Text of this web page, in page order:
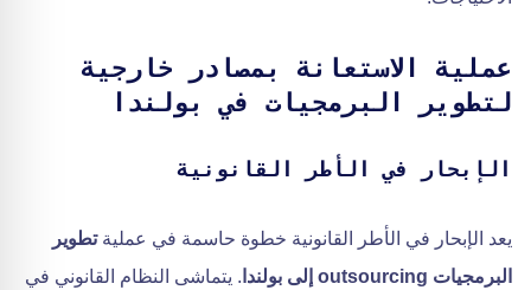
عملية الاستعانة بمصادر خارجية
لتطوير البرمجيات في بولندا
الإبحار في الأطر القانونية
يعد الإبحار في الأطر القانونية خطوة حاسمة في عمليةتطوير
البرمجيات outsourcing إلى بولندا
. يتماشى النظام القانوني في